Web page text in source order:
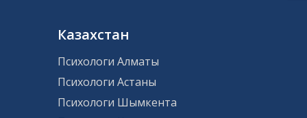
Казахстан
Психологи Алматы
Психологи Астаны
Психологи Шымкента